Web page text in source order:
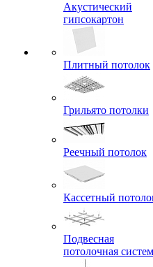
Акустический
гипсокартон
Плитный потолок
Грильято потолки
Реечный потолок
Кассетный
Подвесная
потолочная